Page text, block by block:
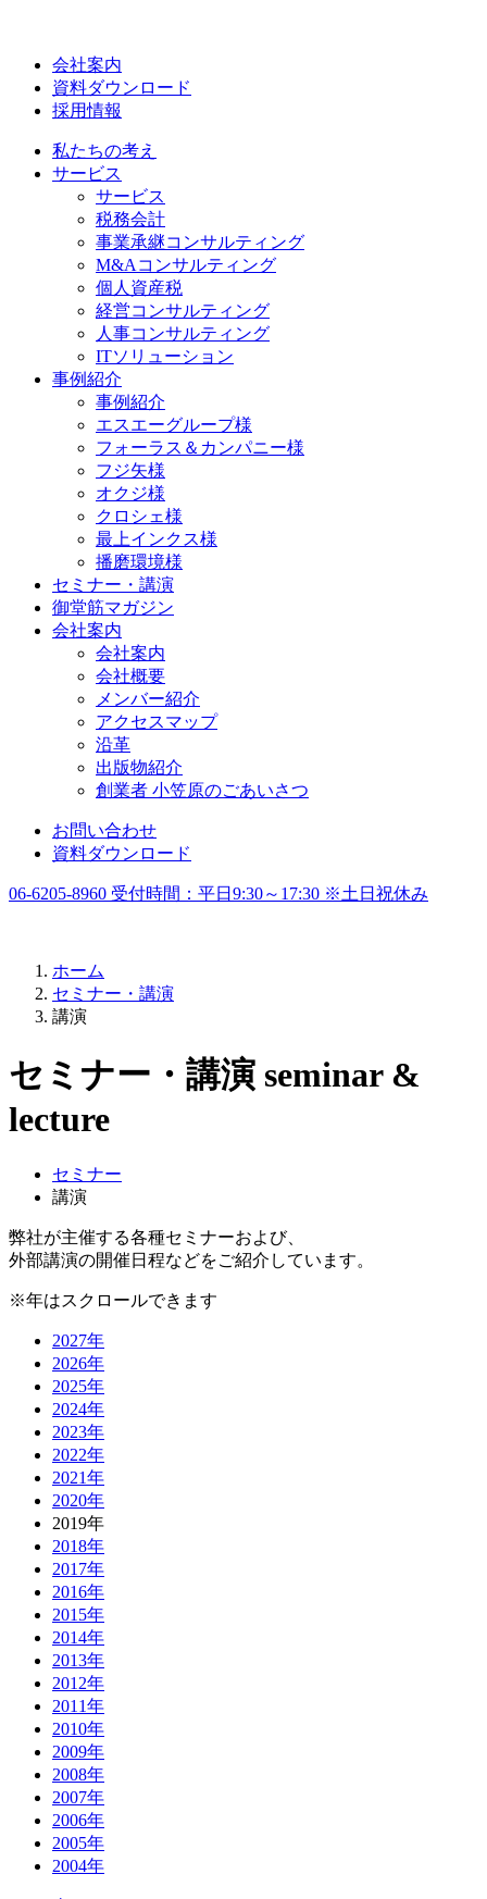
会社案内
資料ダウンロード
採用情報
私たちの考え
サービス
サービス
税務会計
事業承継コンサルティング
M&Aコンサルティング
個人資産税
経営コンサルティング
人事コンサルティング
ITソリューション
事例紹介
事例紹介
エスエーグループ様
フォーラス＆カンパニー様
フジ矢様
オクジ様
クロシェ様
最上インクス様
播磨環境様
セミナー・講演
御堂筋マガジン
会社案内
会社案内
会社概要
メンバー紹介
アクセスマップ
沿革
出版物紹介
創業者 小笠原のごあいさつ
お問い合わせ
資料ダウンロード
06-6205-8960 受付時間： 平日9:30～17:30 ※土日祝休み
ホーム
セミナー・講演
講演
セミナー・講演 seminar &
lecture
セミナー
講演
弊社が主催する各種セミナーおよび、
外部講演の開催日程などをご紹介しています。
※年はスクロールできます
2027年
2026年
2025年
2024年
2023年
2022年
2021年
2020年
2019年
2018年
2017年
2016年
2015年
2014年
2013年
2012年
2011年
2010年
2009年
2008年
2007年
2006年
2005年
2004年